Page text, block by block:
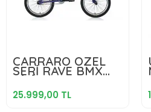
CARRARO ÖZEL
SERİ RAVE BMX
BİSİKLET 270H V
20 JANT 1 VİTES
MAT MOR
25.999,00 TL
Sepete Ekle